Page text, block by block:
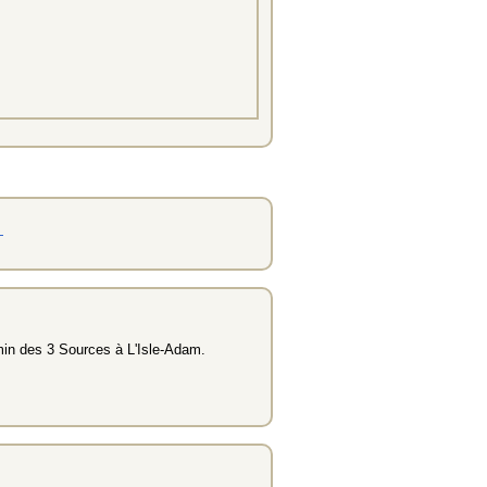
des 3 Sources à L'Isle-Adam.